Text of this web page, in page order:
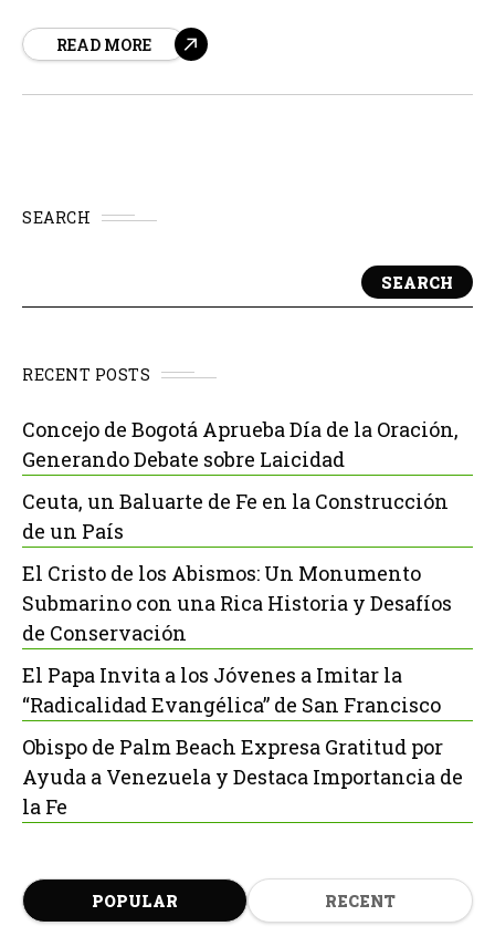
homilía, el Papa llamó a la unidad de la fe, a la promoción
READ MORE
SEARCH
SEARCH
RECENT POSTS
Concejo de Bogotá Aprueba Día de la Oración,
Generando Debate sobre Laicidad
Ceuta, un Baluarte de Fe en la Construcción
de un País
El Cristo de los Abismos: Un Monumento
Submarino con una Rica Historia y Desafíos
de Conservación
El Papa Invita a los Jóvenes a Imitar la
“Radicalidad Evangélica” de San Francisco
Obispo de Palm Beach Expresa Gratitud por
Ayuda a Venezuela y Destaca Importancia de
la Fe
POPULAR RECENT